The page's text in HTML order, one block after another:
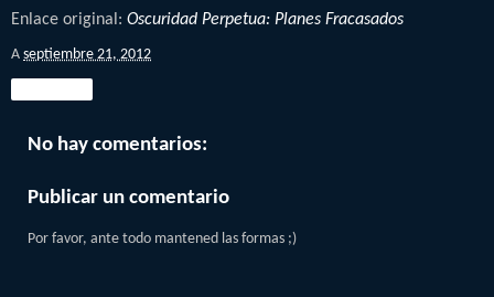
Enlace original: Oscuridad Perpetua: Planes Fracasados
A septiembre 21, 2012
No hay comentarios:
Publicar un comentario
Por favor, ante todo mantened las formas ;)